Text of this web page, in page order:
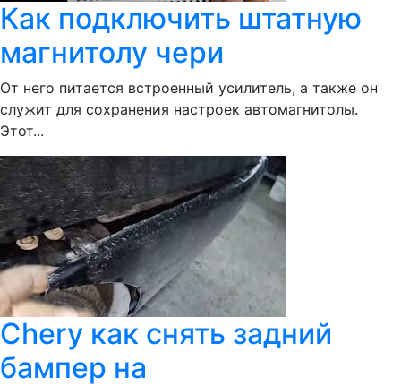
Как подключить штатную
магнитолу чери
От него питается встроенный усилитель, а также он
служит для сохранения настроек автомагнитолы.
Этот...
Chery как снять задний
бампер на